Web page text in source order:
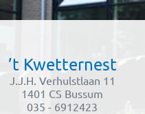
’t Kwetternest
J.J.H. Verhulstlaan 11
1401 CS Bussum
035 - 6912423